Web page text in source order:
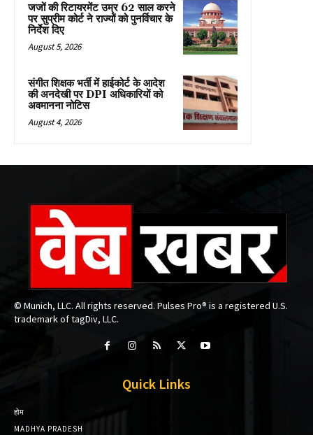
जजों की रिटायरमेंट उम्र 62 साल करने
पर सुप्रीम कोर्ट ने राज्यों को पुनर्विचार के
निर्देश दिए
August 5, 2026
संगीत शिक्षक भर्ती में हाईकोर्ट के आदेश
की अनदेखी पर DPI अधिकारियों को
अवमानना नोटिस
August 4, 2026
© Munich, LLC. All rights reserved. Pulses Pro® is a registered U.S.
trademark of tagDiv, LLC.
Quick Links
होम
MADHYA PRADESH